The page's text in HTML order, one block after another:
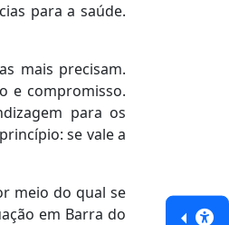
para a saúde.
mais precisam.
e compromisso.
para os
se vale a
meio do qual se
em Barra do